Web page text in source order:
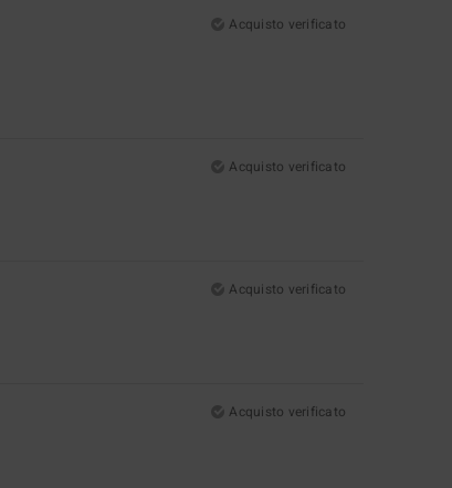
Acquisto verificato
Acquisto verificato
Acquisto verificato
Acquisto verificato